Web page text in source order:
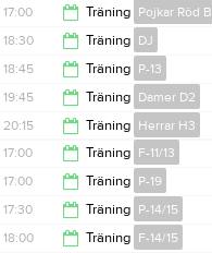
21:30
18:15
17:00 Träning Pojkar Röd B
18:30
18:30 Träning DJ
19:45
18:45 Träning P-13
20:15
19:45 Träning Damer D2
21:15
20:15 Träning Herrar H3
21:30
17:00 Träning F-11/13
18:30
17:00 Träning P-19
18:15
17:30 Träning P-14/15
18:00 Träning F-14/15